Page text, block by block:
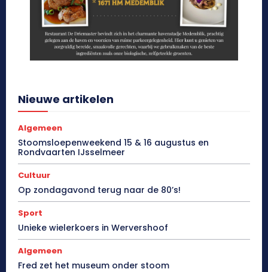
Nieuwe artikelen
Algemeen
Stoomsloepenweekend 15 & 16 augustus en
Rondvaarten IJsselmeer
Cultuur
Op zondagavond terug naar de 80’s!
Sport
Unieke wielerkoers in Wervershoof
Algemeen
Fred zet het museum onder stoom